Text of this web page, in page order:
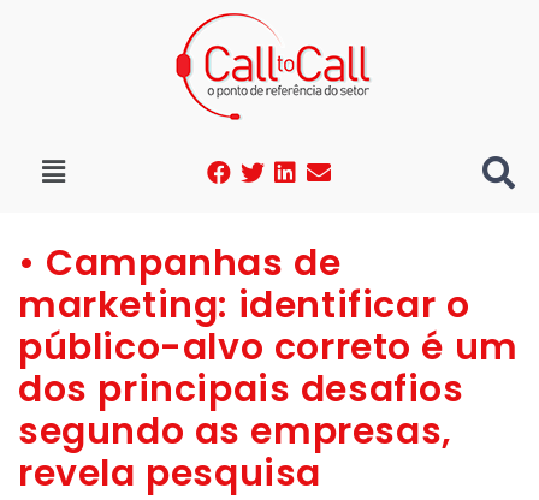
• Campanhas de
marketing: identificar o
público-alvo correto é um
dos principais desafios
segundo as empresas,
revela pesquisa